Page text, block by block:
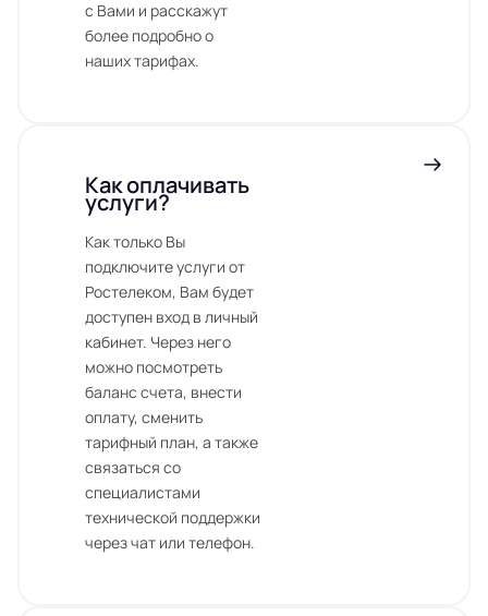
с Вами и расскажут
более подробно о
наших тарифах.
Как оплачивать
услуги?
Как только Вы
подключите услуги от
Ростелеком, Вам будет
доступен вход в личный
кабинет. Через него
можно посмотреть
баланс счета, внести
оплату, сменить
тарифный план, а также
связаться со
специалистами
технической поддержки
через чат или телефон.